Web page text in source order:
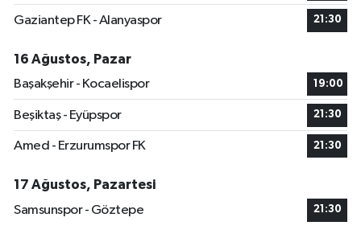
Gaziantep FK - Alanyaspor 21:30
16 Ağustos, Pazar
Başakşehir - Kocaelispor
19:00
Beşiktaş - Eyüpspor 21:30
Amed - Erzurumspor FK 21:30
17 Ağustos, Pazartesi
Samsunspor - Göztepe
21:30